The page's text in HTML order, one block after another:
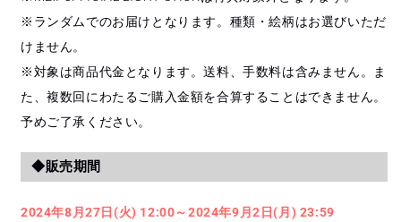
※ランダムでのお届けとなります。種類・絵柄はお選びいただ
けません。
※対象は商品代金となります。送料、手数料は含みません。ま
た、複数回にわたるご購入金額を合算することはできません。
予めご了承ください。
◆販売期間
2024年8月27日(火) 12:00～2024年9月2日(月) 23:59